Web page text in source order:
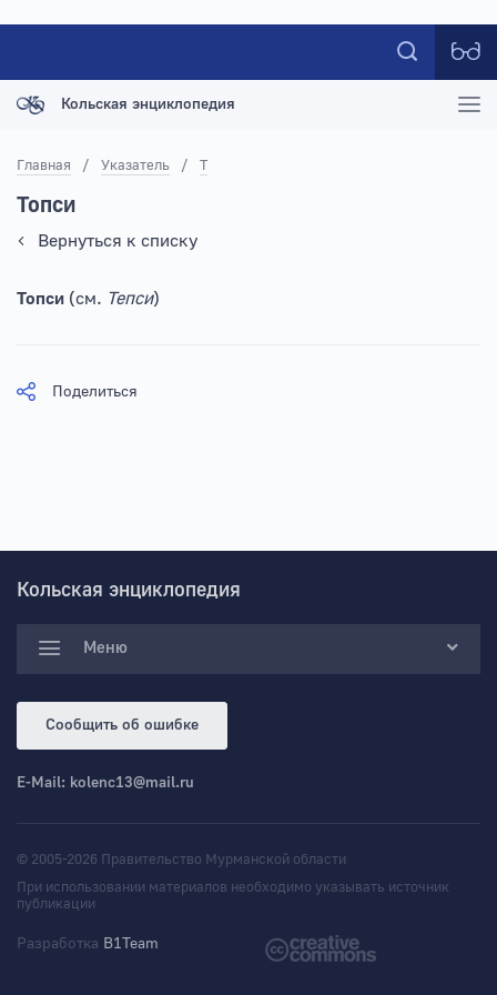
Кольская энциклопедия
Главная / Указатель / Т
Топси
Вернуться к списку
Топси (см. Тепси)
Поделиться
Кольская энциклопедия
Меню
Сообщить об ошибке
E-Mail: kolenc13@mail.ru
© 2005-2026 Правительство Мурманской области
При использовании материалов необходимо указывать источник
публикации
Разработка B1Team